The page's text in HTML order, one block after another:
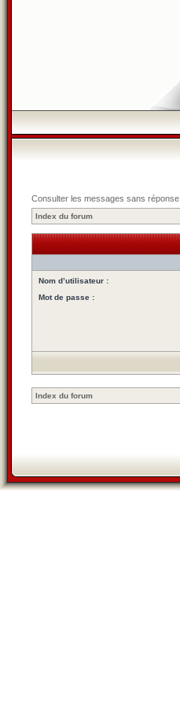
Consulter les messages sans réponse
Index du forum
Nom d’utilisateur :
Mot de passe :
Index du forum